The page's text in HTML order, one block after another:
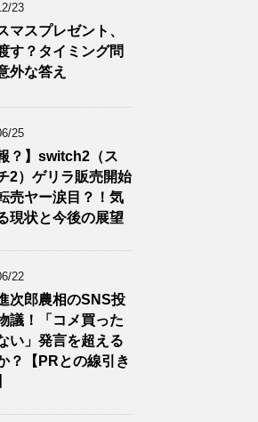
23
マスプレゼント、
す？タイミング問
外な答え
25
？】switch2（ス
2）ゲリラ販売開始
売ヤー涙目？！気
現状と今後の展望
22
次郎農相のSNS投
議！「コメ買った
い」発言を超える
？【PRとの線引き